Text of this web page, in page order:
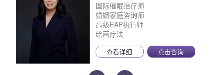
国际催眠治疗师
婚姻家庭咨询师
高级EAP执行师
绘画疗法
查看详细 点击咨询